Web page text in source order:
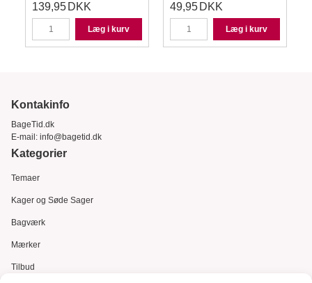
139,95 DKK
Læg i kurv
49,95 DKK
Læg i kurv
Kontakinfo
BageTid.dk
E-mail: info@bagetid.dk
Kategorier
Temaer
Kager og Søde Sager
Bagværk
Mærker
Tilbud